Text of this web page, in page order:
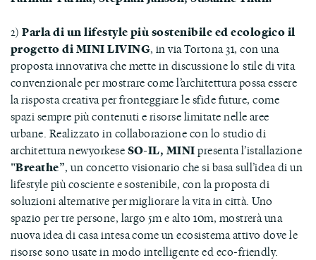
2)Parla di un lifestyle più sostenibile ed ecologico il
progetto di MINI LIVING, in via Tortona 31, con una
proposta innovativa che mette in discussione lo stile di vita
convenzionale per mostrare come l’architettura possa essere
la risposta creativa per fronteggiare le sfide future, come
spazi sempre più contenuti e risorse limitate nelle aree
urbane. Realizzato in collaborazione con lo studio di
architettura newyorkeseSO-IL, MINIpresenta l’istallazione
"Breathe”, un concetto visionario che si basa sull’idea di un
lifestyle più cosciente e sostenibile, con la proposta di
soluzioni alternative per migliorare la vita in città. Uno
spazio per tre persone, largo 5m e alto 10m, mostrerà una
nuova idea di casa intesa come un ecosistema attivo dove le
risorse sono usate in modo intelligente ed eco-friendly.